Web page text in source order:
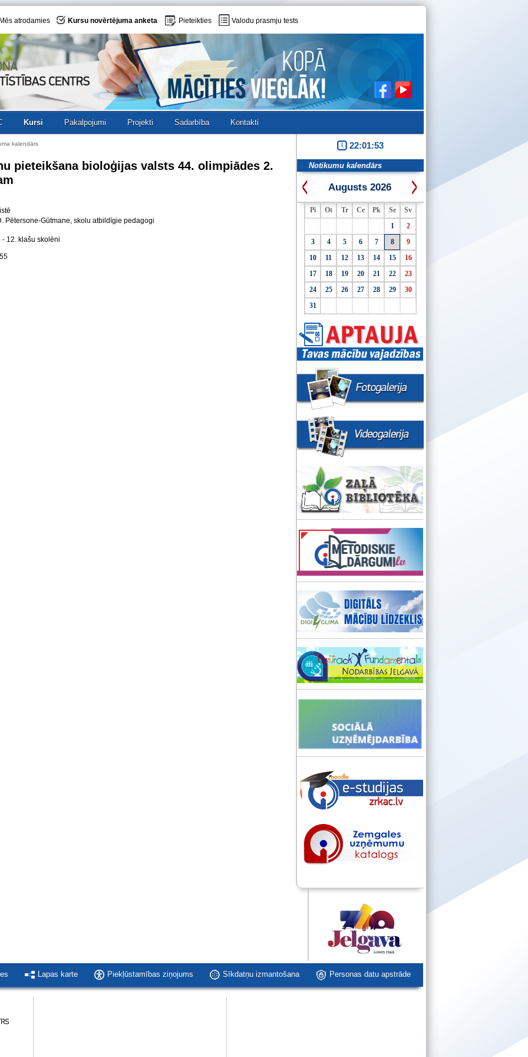
Mēs atrodamies Kursu novērtējuma anketa Pieteikties Valodu prasmju tests
Kursi Pakalpojumi Projekti Sadarbība Kontakti
kalendārs
pieteikšana bioloģijas valsts 44. olimpiādes 2.
Pētersone-Gūtmane, skolu atbildīgie pedagogi
- 12. klašu skolēni
22:01:53
Notikumu kalendārs
Augusts 2026
Pi Ot Tr Ce Pk Se
Sv
1
2
3
4 5 6 7 8
9
10
11 12 13 14 15
16
17
18 19 20 21 22
23
24
25 26 27 28 29
30
31
Lapas karte Piekļūstamības ziņojums Sīkdatņu izmantošana Personas datu apstrāde